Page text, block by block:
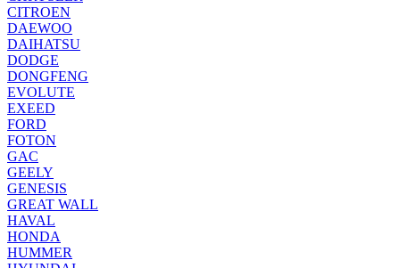
CITROEN
DAEWOO
DAIHATSU
DODGE
DONGFENG
EVOLUTE
EXEED
FORD
FOTON
GAC
GEELY
GENESIS
GREAT WALL
HAVAL
HONDA
HUMMER